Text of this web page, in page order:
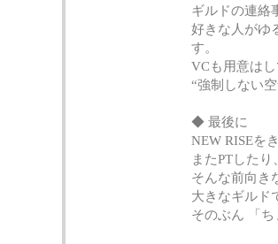
ギルドの連絡
好きな人がゆ
す。
VCも用意は
“強制しない
◆ 最後に
NEW RISEを
またPTした
そんな前向き
大きなギルド
そのぶん 「